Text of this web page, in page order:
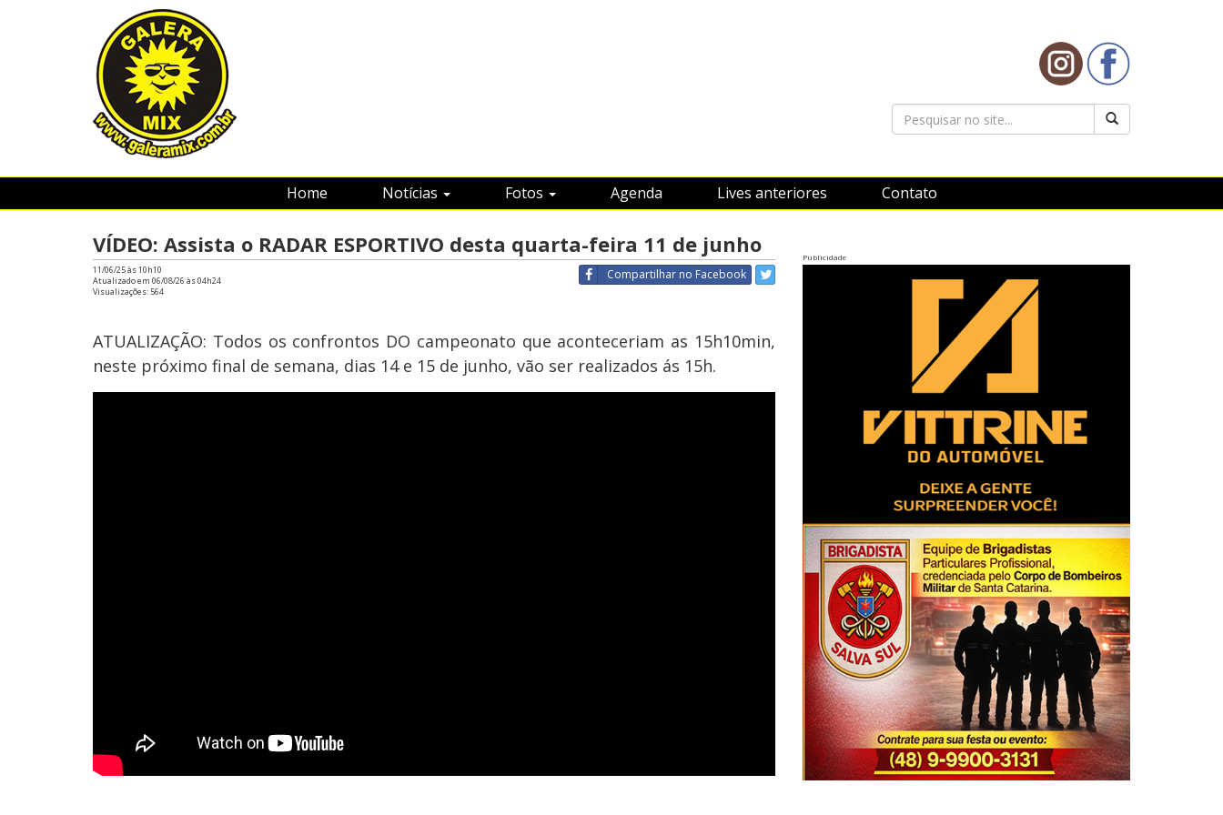
Home Notícias Fotos Agenda Lives anteriores Contato
VÍDEO: Assista o RADAR ESPORTIVO desta quarta-feira 11 de junho
Compartilhar no Facebook
11/06/25 às 10h10
Atualizado em 06/08/26 às 04h24
Visualizações: 564
ATUALIZAÇÃO: Todos os confrontos DO campeonato que aconteceriam as 15h10min,
neste próximo final de semana, dias 14 e 15 de junho, vão ser realizados ás 15h.
Publicidade